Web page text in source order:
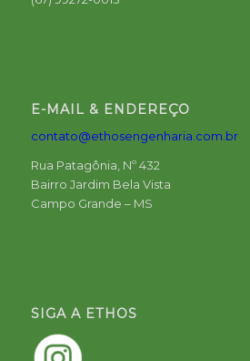
E-MAIL & ENDEREÇO
contato@ethosengenharia.com.br
Rua Patagônia, Nº 432
Bairro Jardim Bela Vista
Campo Grande – MS
SIGA A ETHOS